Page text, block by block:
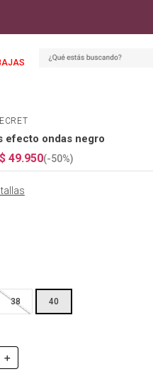
efecto ondas negro
49.950(-50%)
38 40
＋